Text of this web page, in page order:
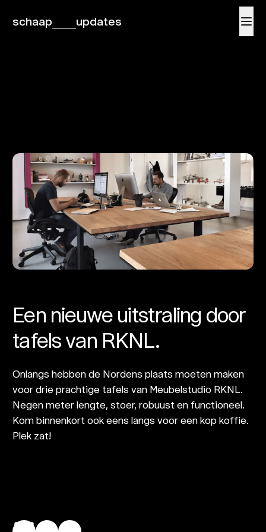
schaap updates
Een nieuwe uitstraling door
tafels van RKNL.
Onlangs hebben de Nordens plaats moeten maken
voor drie prachtige tafels van Meubelstudio RKNL.
Negen meter lengte, stoer, robuust en functioneel.
Kom binnenkort ook eens langs voor een kop koffie.
Plek zat!